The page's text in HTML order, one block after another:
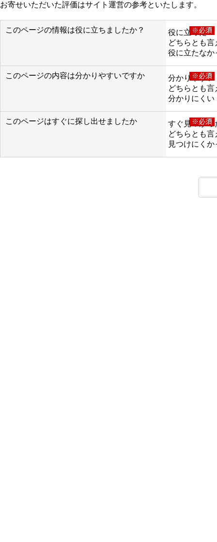
お寄せいただいた評価はサイト運営の参考といたします。
このページの情報は役に立ちましたか？ ※必須
役に立った
どちらとも言
役に立たなか
このページの内容は分かりやすいですか ※必須
分かりやすい
どちらとも言
分かりにくい
このページはすぐに探し出せましたか ※必須
すぐ見つかっ
どちらとも言
見つけにくか